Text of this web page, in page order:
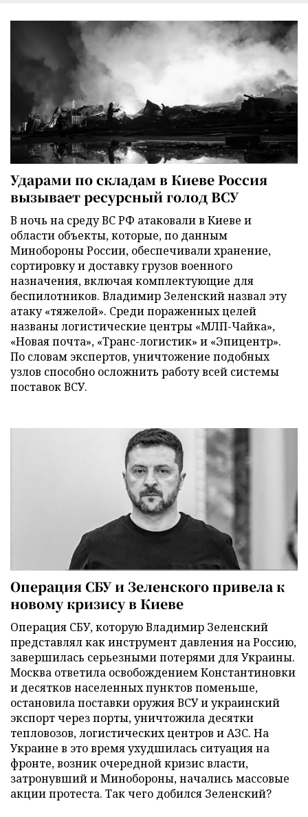
Ударами по складам в Киеве Россия
вызывает ресурсный голод ВСУ
В ночь на среду ВС РФ атаковали в Киеве и
области объекты, которые, по данным
Минобороны России, обеспечивали хранение,
сортировку и доставку грузов военного
назначения, включая комплектующие для
беспилотников. Владимир Зеленский назвал эту
атаку «тяжелой». Среди пораженных целей
названы логистические центры «МЛП-Чайка»,
«Новая почта», «Транс-логистик» и «Эпицентр».
По словам экспертов, уничтожение подобных
узлов способно осложнить работу всей системы
поставок ВСУ.
Операция СБУ и Зеленского привела к
новому кризису в Киеве
Операция СБУ, которую Владимир Зеленский
представлял как инструмент давления на Россию,
завершилась серьезными потерями для Украины.
Москва ответила освобождением Константиновки
и десятков населенных пунктов поменьше,
остановила поставки оружия ВСУ и украинский
экспорт через порты, уничтожила десятки
тепловозов, логистических центров и АЗС. На
Украине в это время ухудшилась ситуация на
фронте, возник очередной кризис власти,
затронувший и Минобороны, начались массовые
акции протеста. Так чего добился Зеленский?